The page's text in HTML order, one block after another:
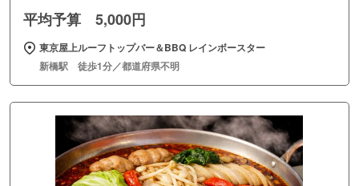
平均予算 5,000円
東京屋上ルーフトップバー＆BBQ レインボースター
新橋駅 徒歩1分／都道府県不明